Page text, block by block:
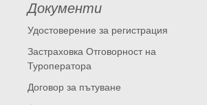
Документи
Удостоверение за регистрация
Застраховка Отговорност на
Туроператора
Договор за пътуване